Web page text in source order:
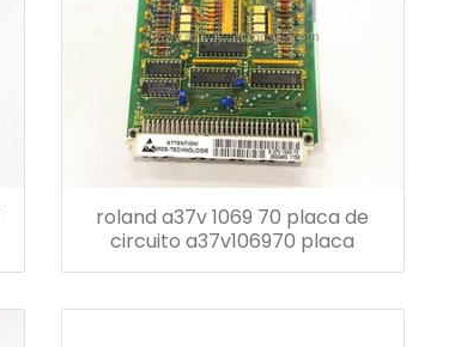
roland a37v 1069 70 placa de
circuito a37v106970 placa